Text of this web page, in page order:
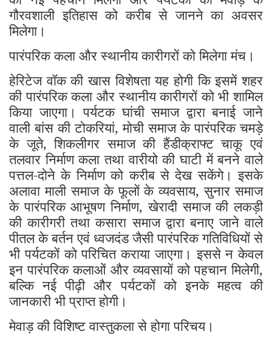
गौरवशाली इतिहास को करीब से जानने का अवसर
मिलेगा।
पारंपरिक कला और स्थानीय कारीगरों को मिलेगा मंच।
हेरिटेज वॉक की खास विशेषता यह होगी कि इसमें शहर
की पारंपरिक कला और स्थानीय कारीगरों को भी शामिल
किया जाएगा। पर्यटक घांची समाज द्वारा बनाई जाने
वाली बांस की टोकरियां, मोची समाज के पारंपरिक चमड़े
के जूते, शिकलीगर समाज की हैंडीक्राफ्ट चाकू एवं
तलवार निर्माण कला तथा वारीयो की घाटी में बनने वाले
पत्तल-दोने के निर्माण को करीब से देख सकेंगे। इसके
अलावा माली समाज के फूलों के व्यवसाय, सुनार समाज
के पारंपरिक आभूषण निर्माण, खेरादी समाज की लकड़ी
की कारीगरी तथा कसारा समाज द्वारा बनाए जाने वाले
पीतल के बर्तन एवं ध्वजदंड जैसी पारंपरिक गतिविधियों से
भी पर्यटकों को परिचित कराया जाएगा। इससे न केवल
इन पारंपरिक कलाओं और व्यवसायों को पहचान मिलेगी,
बल्कि नई पीढ़ी और पर्यटकों को इनके महत्व की
जानकारी भी प्राप्त होगी।
मेवाड़ की विशिष्ट वास्तुकला से होगा परिचय।